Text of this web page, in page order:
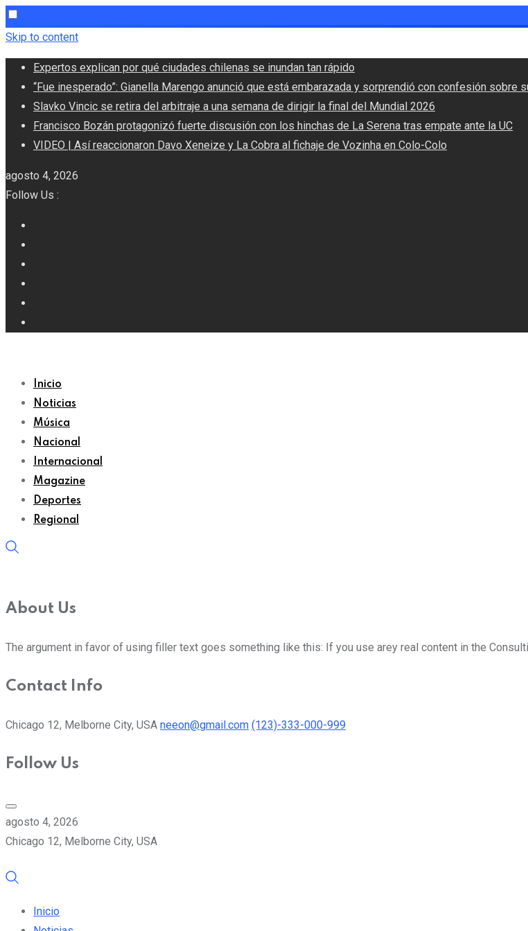
Skip to content
Expertos explican por qué ciudades chilenas se inundan tan rápido
“Fue inesperado”: Gianella Marengo anunció que está embarazada y sorprendió con confesión sobre
Slavko Vincic se retira del arbitraje a una semana de dirigir la final del Mundial 2026
Francisco Bozán protagonizó fuerte discusión con los hinchas de La Serena tras empate ante la UC
VIDEO | Así reaccionaron Davo Xeneize y La Cobra al fichaje de Vozinha en Colo-Colo
agosto 4, 2026
Follow Us :
Inicio
Noticias
Música
Nacional
Internacional
Magazine
Deportes
Regional
About Us
The argument in favor of using filler text goes something like this: If you use arey real content in the
Contact Info
Chicago 12, Melborne City, USA neeon@gmail.com (123)-333-000-999
Follow Us
agosto 4, 2026
Chicago 12, Melborne City, USA
Inicio